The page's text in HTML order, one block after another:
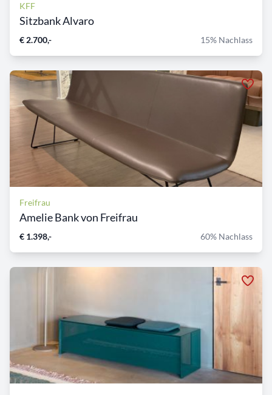
KFF
Sitzbank Alvaro
€ 2.700,- 15% Nachlass
Freifrau
Amelie Bank von Freifrau
€ 1.398,- 60% Nachlass